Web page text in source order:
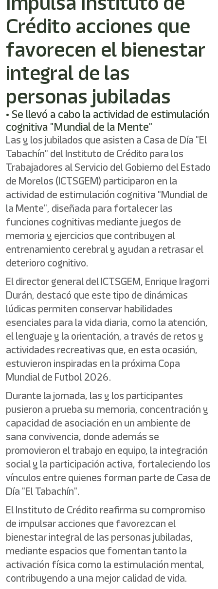
Crédito acciones que
favorecen el bienestar
integral de las
personas jubiladas
• Se llevó a cabo la actividad de estimulación
cognitiva "Mundial de la Mente"
Las y los jubilados que asisten a Casa de Día "El
Tabachín" del Instituto de Crédito para los
Trabajadores al Servicio del Gobierno del Estado
de Morelos (ICTSGEM) participaron en la
actividad de estimulación cognitiva "Mundial de
la Mente", diseñada para fortalecer las
funciones cognitivas mediante juegos de
memoria y ejercicios que contribuyen al
entrenamiento cerebral y ayudan a retrasar el
deterioro cognitivo.
El director general del ICTSGEM, Enrique Iragorri
Durán, destacó que este tipo de dinámicas
lúdicas permiten conservar habilidades
esenciales para la vida diaria, como la atención,
el lenguaje y la orientación, a través de retos y
actividades recreativas que, en esta ocasión,
estuvieron inspiradas en la próxima Copa
Mundial de Futbol 2026.
Durante la jornada, las y los participantes
pusieron a prueba su memoria, concentración y
capacidad de asociación en un ambiente de
sana convivencia, donde además se
promovieron el trabajo en equipo, la integración
social y la participación activa, fortaleciendo los
vínculos entre quienes forman parte de Casa de
Día "El Tabachín".
El Instituto de Crédito reafirma su compromiso
de impulsar acciones que favorezcan el
bienestar integral de las personas jubiladas,
mediante espacios que fomentan tanto la
activación física como la estimulación mental,
contribuyendo a una mejor calidad de vida.